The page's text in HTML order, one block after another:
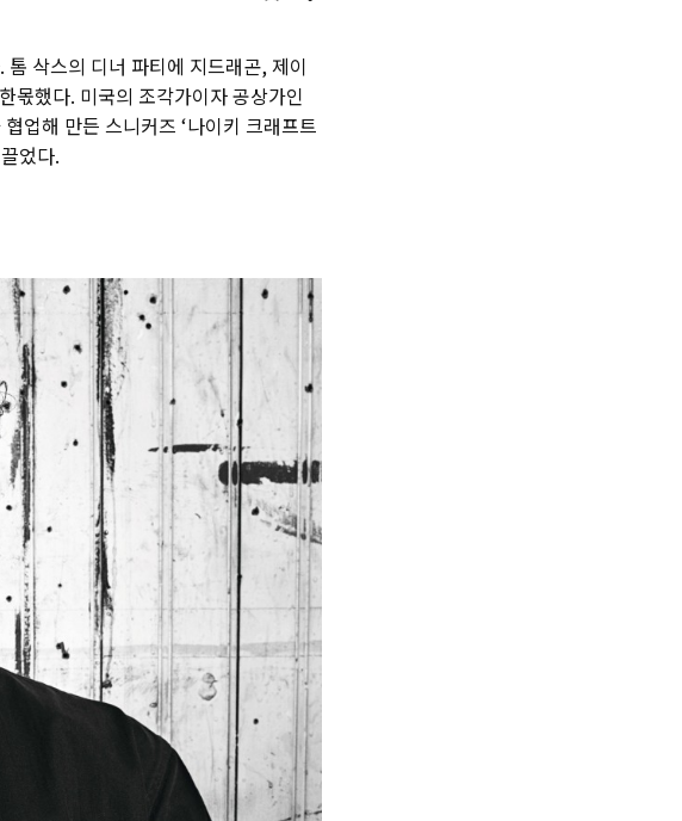
삭스의 디너 파티에 지드래곤, 제이
몫했다. 미국의 조각가이자 공상가인
업해 만든 스니커즈 ‘나이키 크래프트
었다.